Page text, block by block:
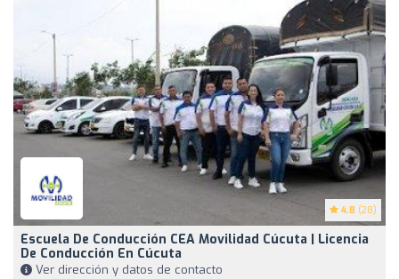
4.8 (28)
Escuela De Conducción CEA Movilidad Cúcuta | Licencia
De Conducción En Cúcuta
Ver dirección y datos de contacto